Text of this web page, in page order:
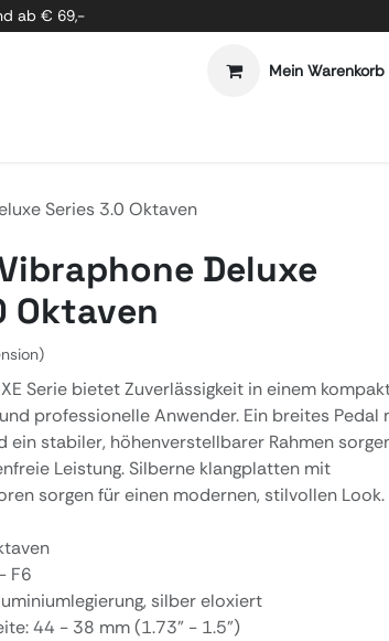
ab € 69,-
Mein Warenkorb
Series 3.0 Oktaven
Deluxe
Oktaven
Serie bietet Zuverlässigkeit in einem
professionelle Anwender. Ein breites Pedal
ein stabiler, höhenverstellbarer Rahmen
Leistung. Silberne klangplatten mit
sorgen für einen modernen, stilvollen Look.
F6
silber eloxiert
44 - 38 mm (1.73" - 1.5")